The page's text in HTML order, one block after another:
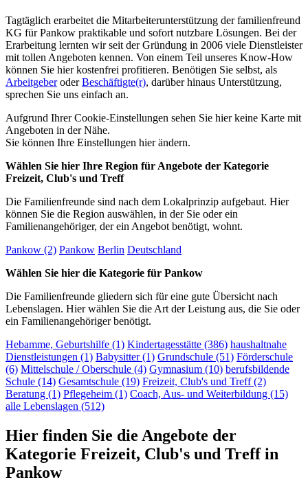
Tagtäglich erarbeitet die Mitarbeiterunterstützung der familienfreund
KG für Pankow praktikable und sofort nutzbare Lösungen. Bei der
Erarbeitung lernten wir seit der Gründung in 2006 viele Dienstleister
mit tollen Angeboten kennen. Von einem Teil unseres Know-How
können Sie hier kostenfrei profitieren. Benötigen Sie selbst, als
ArbeitgeberoderBeschäftigte(r), darüber hinaus Unterstützung,
sprechen Sie uns einfach an.
Aufgrund Ihrer Cookie-Einstellungen sehen Sie hier keine Karte mit
Angeboten in der Nähe.
Sie können Ihre Einstellungen hierändern.
Wählen Sie hier Ihre Region für Angebote der Kategorie
Freizeit, Club's und Treff
Die Familienfreunde sind nach dem Lokalprinzip aufgebaut. Hier
können Sie die Region auswählen, in der Sie oder ein
Familienangehöriger, der ein Angebot benötigt, wohnt.
Pankow (2) Pankow Berlin Deutschland
Wählen Sie hier die Kategorie für Pankow
Die Familienfreunde gliedern sich für eine gute Übersicht nach
Lebenslagen. Hier wählen Sie die Art der Leistung aus, die Sie oder
ein Familienangehöriger benötigt.
Hebamme, Geburtshilfe (1) Kindertagesstätte (386) haushaltnahe
Dienstleistungen (1) Babysitter (1) Grundschule (51) Förderschule
(6) Mittelschule / Oberschule (4) Gymnasium (10) berufsbildende
Schule (14) Gesamtschule (19) Freizeit, Club's und Treff (2)
Beratung (1) Pflegeheim (1) Coach, Aus- und Weiterbildung (15)
alle Lebenslagen (512)
Hier finden Sie die Angebote der
Kategorie Freizeit, Club's und Treff in
Pankow